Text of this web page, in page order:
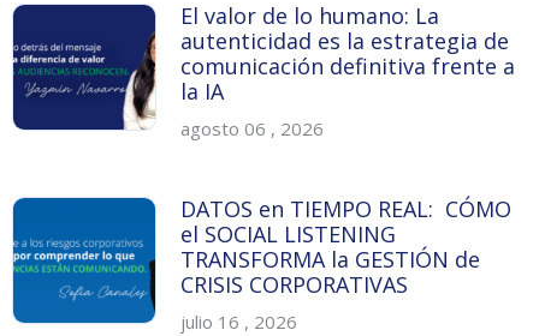
El valor de lo humano: La
autenticidad es la estrategia de
comunicación definitiva frente a
la IA
agosto 06 , 2026
DATOS en TIEMPO REAL: CÓMO
el SOCIAL LISTENING
TRANSFORMA la GESTIÓN de
CRISIS CORPORATIVAS
julio 16 , 2026